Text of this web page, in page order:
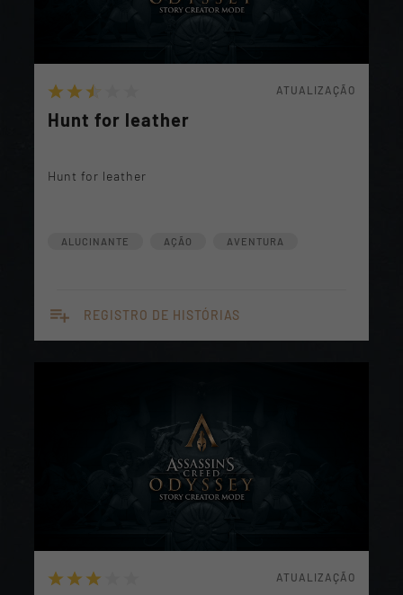
ATUALIZAÇÃO
Hunt for leather
Hunt for leather
ALUCINANTE AÇÃO AVENTURA
playlist_add REGISTRO DE HISTÓRIAS
ATUALIZAÇÃO